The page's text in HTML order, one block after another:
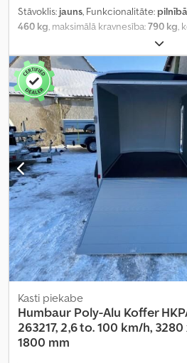
Stāvoklis: jauns, Funkcionalitāte:
460 kg, maksimālā kravnesība:790 kg,
, krautuves garums:
vietas platums:1 500 mm, iekraušanas
kopējais garums:4 250 mm, kopējais
augstums:2 310 mm, piekares sistēma:
maksimālais ātrums:
,
piekabe, Ražošanas gads:
Kasti piekabe
Humbaur Poly-Alu Koffer
263217, 2,6 to. 100 km/h, 3280
1800 mm